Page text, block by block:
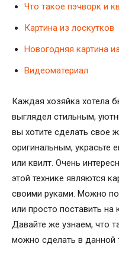
Что такое пэчворк и
Картина из лоскутков
Новогодняя картина
Видеоматериал
Каждая хозяйка хотела
выглядел стильным,
вы хотите сделать свое
оригинальным, украсьте
или квилт. Очень
этой технике являются
своими руками. Можно
или просто поставить
Давайте же узнаем, что
можно сделать в данной